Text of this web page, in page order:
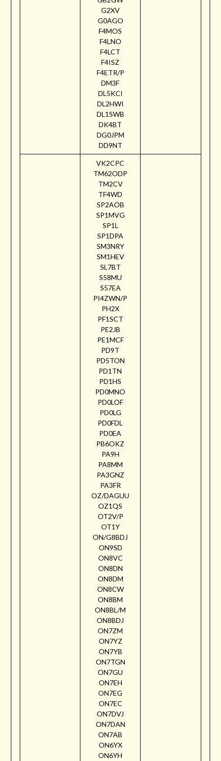
G2XV
G0AGO
F4MOS
F4LNO
F4LCT
F4ISZ
F4ETR/P
DM3F
DL5KCI
DL2HWI
DL1SWB
DK4BT
DG0JPM
DD9NT
VK2CPC
TM62ODP
TM2CV
TF4WD
SP2AOB
SP1MVG
SP1L
SP1DPA
SM3NRY
SM1HEV
SL7BT
S58MU
S57EA
PI4ZWN/P
PH2X
PF1SCT
PE2JB
PE1MCF
PD9T
PD5TON
PD1TN
PD1HS
PD0MNO
PD0LOF
PD0LG
PD0FDL
PD0EA
PB6OKZ
PA9H
PA8MM
PA3GNZ
PA3FR
OZ/DAGUU
OZ1QS
OT2V/P
OT1Y
ON/G8BDJ
ON9SD
ON8VC
ON8DN
ON8DM
ON8CW
ON8BM
ON8BL/M
ON8BDJ
ON7ZM
ON7YZ
ON7YB
ON7TGN
ON7GU
ON7EH
ON7EG
ON7EC
ON7DVJ
ON7DAN
ON7AB
ON6YX
ON6YH